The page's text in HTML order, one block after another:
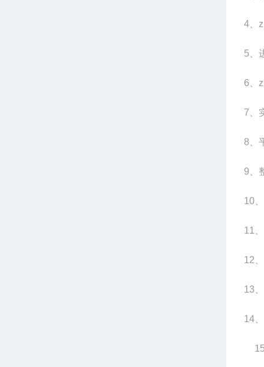
4
5
6
7
8
9
10
11
12
13
14